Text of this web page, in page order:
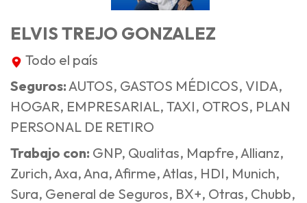
ELVIS TREJO GONZALEZ
Todo el país
Seguros:AUTOS, GASTOS MÉDICOS, VIDA,
HOGAR, EMPRESARIAL, TAXI, OTROS, PLAN
PERSONAL DE RETIRO
Trabajo con: GNP, Qualitas, Mapfre, Allianz,
Zurich, Axa, Ana, Afirme, Atlas, HDI, Munich,
Sura, General de Seguros, BX+, Otras, Chubb,